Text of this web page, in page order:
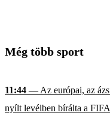
Még több sport
11:44 — Az európai, az
nyílt levélben bírálta a